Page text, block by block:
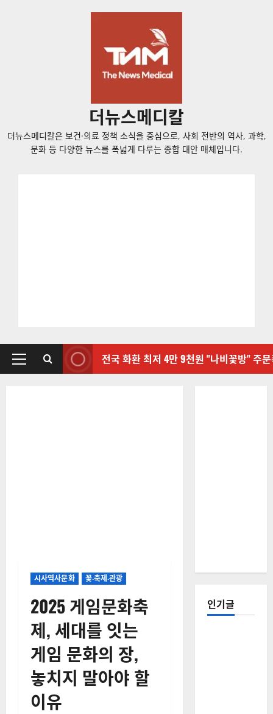
더뉴스메디칼
더뉴스메디칼은 보건·의료 정책 소식을 중심으로, 사회 전반의 역사, 과학,
문화 등 다양한 뉴스를 폭넓게 다루는 종합 대안 매체입니다.
기
전국 화환 최저 4만 9천원 "나비꽃방" 주
시사역사문화 꽃‧축제‧관광
2025 게임문화축
제, 세대를 잇는
게임 문화의 장,
놓치지 말아야 할
이유
인기글